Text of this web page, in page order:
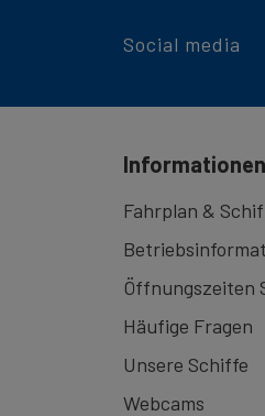
Social media
Informationen
Fahrplan &
Öffnungszeiten
Häufige Fragen
Unsere Schiffe
Webcams